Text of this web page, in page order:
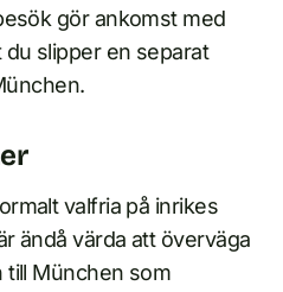
gör ankomst med
du slipper en separat
valfria på inrikes
ändå värda att överväga
till München som